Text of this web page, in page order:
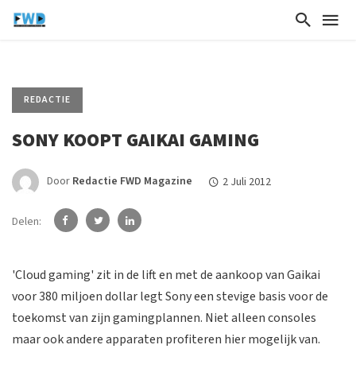
REDACTIE
SONY KOOPT GAIKAI GAMING
Door Redactie FWD Magazine 2 Juli 2012
Delen:
'Cloud gaming' zit in de lift en met de aankoop van Gaikai
voor 380 miljoen dollar legt Sony een stevige basis voor de
toekomst van zijn gamingplannen. Niet alleen consoles
maar ook andere apparaten profiteren hier mogelijk van.